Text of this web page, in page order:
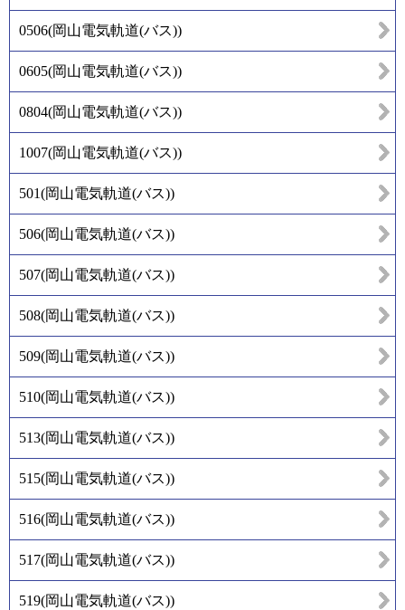
0506(岡山電気軌道(バス))
0605(岡山電気軌道(バス))
0804(岡山電気軌道(バス))
1007(岡山電気軌道(バス))
501(岡山電気軌道(バス))
506(岡山電気軌道(バス))
507(岡山電気軌道(バス))
508(岡山電気軌道(バス))
509(岡山電気軌道(バス))
510(岡山電気軌道(バス))
513(岡山電気軌道(バス))
515(岡山電気軌道(バス))
516(岡山電気軌道(バス))
517(岡山電気軌道(バス))
519(岡山電気軌道(バス))